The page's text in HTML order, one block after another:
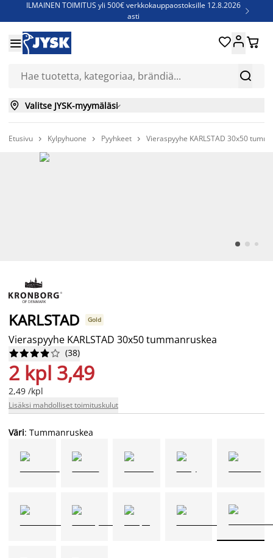
ILMAINEN TOIMITUS yli 500€ verkkokauppaostoksille 12.8.2026
asti

Jenkkisänkyjä - Säästä jopa 60%


 
 Valitse JYSK-myymäläsi
Etusivu  Kylpyhuone  Pyyhkeet  Vieraspyyhe KARLSTAD 30x50
KARLSTAD Gold
Vieraspyyhe KARLSTAD 30x50 tummanruskea





 (38)
2 kpl 3,49
2,49 /kpl
Lisäksi mahdolliset toimituskulut
Väri: Tummanruskea